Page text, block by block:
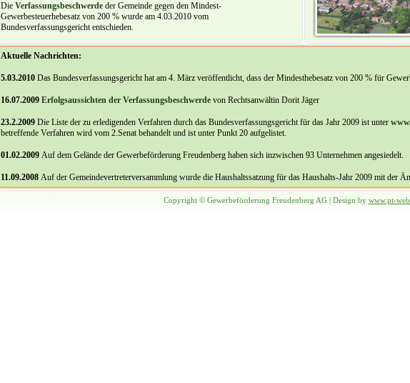
Die Verfassungsbeschwerde der Gemeinde gegen den Mindest-
Gewerbesteuerhebesatz von 200 % wurde am 4.03.2010 vom
Bundesverfassungsgericht entschieden.
Aktuelle Nachrichten:
5.03.2010 Das Bundesverfassungsgericht hat am 4. März veröffentlicht, dass der Mindesthebesatz von 200 % für
16.07.2009 Erfolgsaussichten der Verfassungsbeschwerde von Rechtsanwältin Dorit Jäger
23.2.2009 Die Liste der zu erledigenden Verfahren durch das Bundesverfassungsgericht für das Jahr 2009 ist unter
betreffende Verfahren wird vom 2.Senat behandelt und ist unter Punkt 20 aufgelistet.
01.02.2009 Auf dem Gelände der Gewerbeförderung Freudenberg haben sich inzwischen 93 Unternehmen angesiedelt.
11.09.2008 Auf der Gemeindevertreterversammlung wurde die Haushaltssatzung für das Haushalts-Jahr 2009 mit der
Copyright © Gewerbeförderung Freudenberg AG | Design by www.pt-